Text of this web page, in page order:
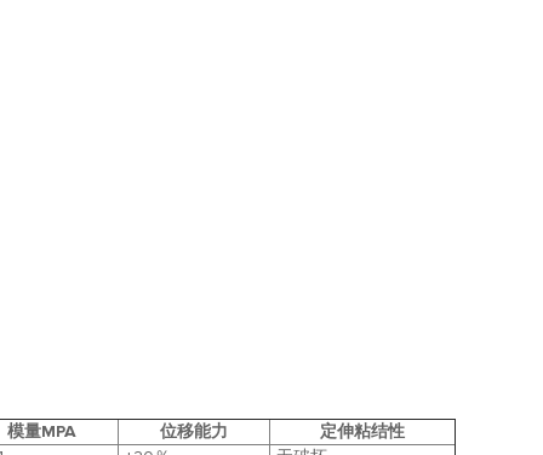
模量MPA 位移能力
定伸粘结性